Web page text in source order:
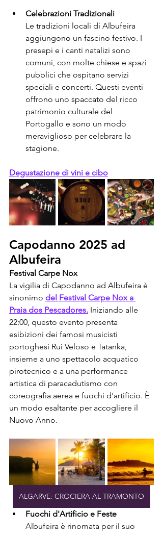
Celebrazioni Tradizionali
Le tradizioni locali di Albufeira
aggiungono un fascino festivo. I
presepi e i canti natalizi sono
comuni, con molte chiese e spazi
pubblici che ospitano servizi
speciali e concerti. Questi eventi
offrono uno spaccato del ricco
patrimonio culturale del
Portogallo e sono un modo
meraviglioso per celebrare la
stagione.
Degustazione di vini e cibo
Capodanno 2025 ad
Albufeira
Festival Carpe Nox
La vigilia di Capodanno ad Albufeira è
sinonimo del Festival Carpe Nox a
Praia dos Pescadores. Iniziando alle
22:00, questo evento presenta
esibizioni dei famosi musicisti
portoghesi Rui Veloso e Tatanka,
insieme a uno spettacolo acquatico
pirotecnico e a una performance
artistica di paracadutismo con
coreografia aerea e fuochi d'artificio. È
un modo esaltante per accogliere il
Nuovo Anno.
ALGARVE: CROCIERA AL TRAMONTO
Fuochi d'Artificio e Feste
Albufeira è rinomata per il suo